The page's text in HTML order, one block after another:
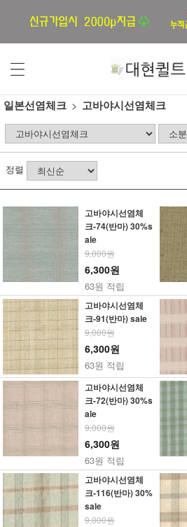
일본선염체크 고바야시선염체크
정렬
고바야시선염체
크-74(반마) 30%s
ale
9,000원
6,300원
63원 적립
고바야시선염체
크-91(반마) sale
9,000원
6,300원
63원 적립
고바야시선염체
크-72(반마) 30%s
ale
9,000원
6,300원
63원 적립
고바야시선염체
크-116(반마) 30%
sale
9,000원